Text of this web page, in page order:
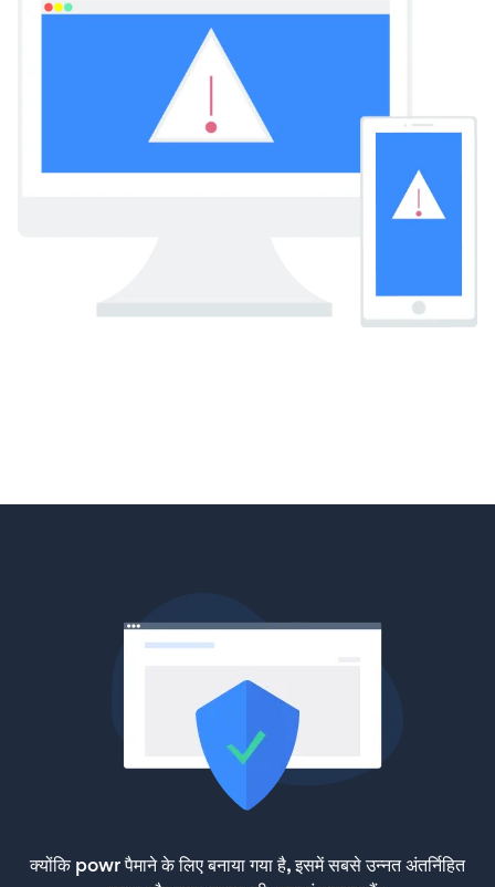
क्योंकि powr पैमाने के लिए बनाया गया है, इसमें सबसे उन्नत अंतर्निहित